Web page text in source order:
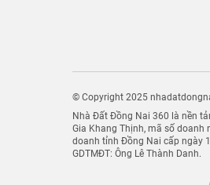
© Copyright 2025
Nhà Đất Đồng Nai 360 là nền
Gia Khang Thịnh, mã số
doanh tỉnh Đồng Nai cấp ngày
GDTMĐT: Ông Lê Thành Danh.